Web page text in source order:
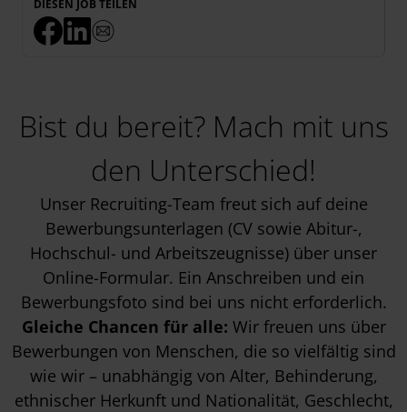
DIESEN JOB TEILEN
Bist du bereit? Mach mit uns
den Unterschied!
Unser Recruiting-Team freut sich auf deine
Bewerbungsunterlagen (CV sowie Abitur-,
Hochschul- und Arbeitszeugnisse) über unser
Online-Formular. Ein Anschreiben und ein
Bewerbungsfoto sind bei uns nicht erforderlich.
Gleiche Chancen für alle: Wir freuen uns über
Bewerbungen von Menschen, die so vielfältig sind
wie wir – unabhängig von Alter, Behinderung,
ethnischer Herkunft und Nationalität, Geschlecht,